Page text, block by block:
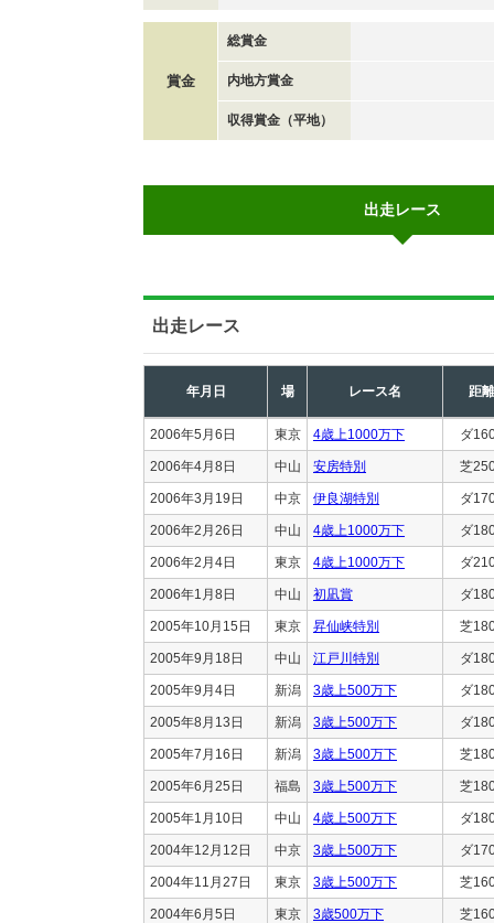
賞金
総賞金
内地方賞金
収得賞金（平地）
出走レース
出走レース
年月日 場 レース名 距離
2006年5月6日 東京 4歳上1000万下 ダ
2006年4月8日 中山 安房特別 芝
2006年3月19日 中京 伊良湖特別 ダ
2006年2月26日 中山 4歳上1000万下 ダ
2006年2月4日 東京 4歳上1000万下 ダ
2006年1月8日 中山 初凪賞 ダ
2005年10月15日 東京 昇仙峡特別 芝
2005年9月18日 中山 江戸川特別 ダ
2005年9月4日 新潟 3歳上500万下 ダ
2005年8月13日 新潟 3歳上500万下 ダ
2005年7月16日 新潟 3歳上500万下 芝
2005年6月25日 福島 3歳上500万下 芝
2005年1月10日 中山 4歳上500万下 ダ
2004年12月12日 中京 3歳上500万下 ダ
2004年11月27日 東京 3歳上500万下 芝
2004年6月5日 東京 3歳500万下 芝